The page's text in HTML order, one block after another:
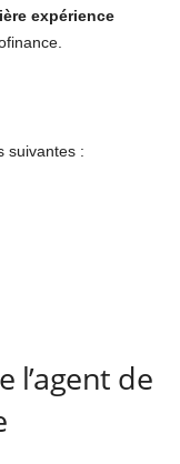
expérience
suivantes :
l’agent de